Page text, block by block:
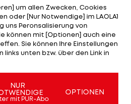
Sky undDAZN>>>
ihre nationalen Spielzeiten
lassen sich erkennen.
League-Teilnehmer
Pause genauer unter
um allen Zwecken, Cookies
oder [Nur Notwendige] im LAOLA1
uns Peronsalisierung von
können mit [Optionen] auch eine
Sie können Ihre Einstellungen
unten bzw. über den Link in
NUR
mit PUR-Abo
OPTIONEN